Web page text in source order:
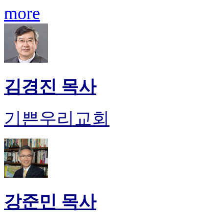
more
김경진 목사
기쁜우리교회
강준민 목사